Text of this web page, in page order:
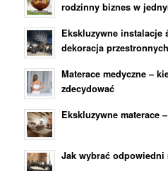
rodzinny biznes w
Ekskluzywne instalacje
dekoracja
Materace medyczne –
zdecydować
Ekskluzywne materace
Jak wybrać odpowiedni